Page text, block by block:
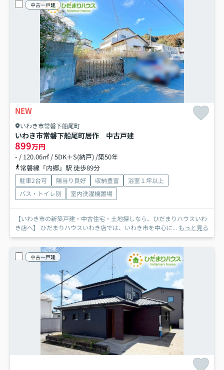
中古一戸建
NEW
いわき市常磐下船尾町
いわき市常磐下船尾町居作 中古戸建
899万円
- / 120.06㎡ / 5DK＋S(納戸) /築50年
常磐線「内郷」駅 徒歩89分
駐車2台可 陽当り良好 収納豊富
浴室１坪以上
バス・トイレ別
室内洗濯機置場
【いわき市の新築戸建・中古住宅・土地探しなら、ひだまりハウスいわ
き店へ】 ひだまりハウスいわき店では、いわき市を中心に... もっと見る
中古一戸建